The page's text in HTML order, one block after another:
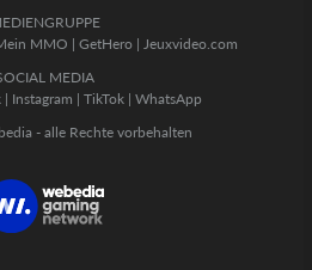
MMO | GetHero | Jeuxvideo.com
MEDIA
| Instagram | TikTok | WhatsApp
- alle Rechte vorbehalten